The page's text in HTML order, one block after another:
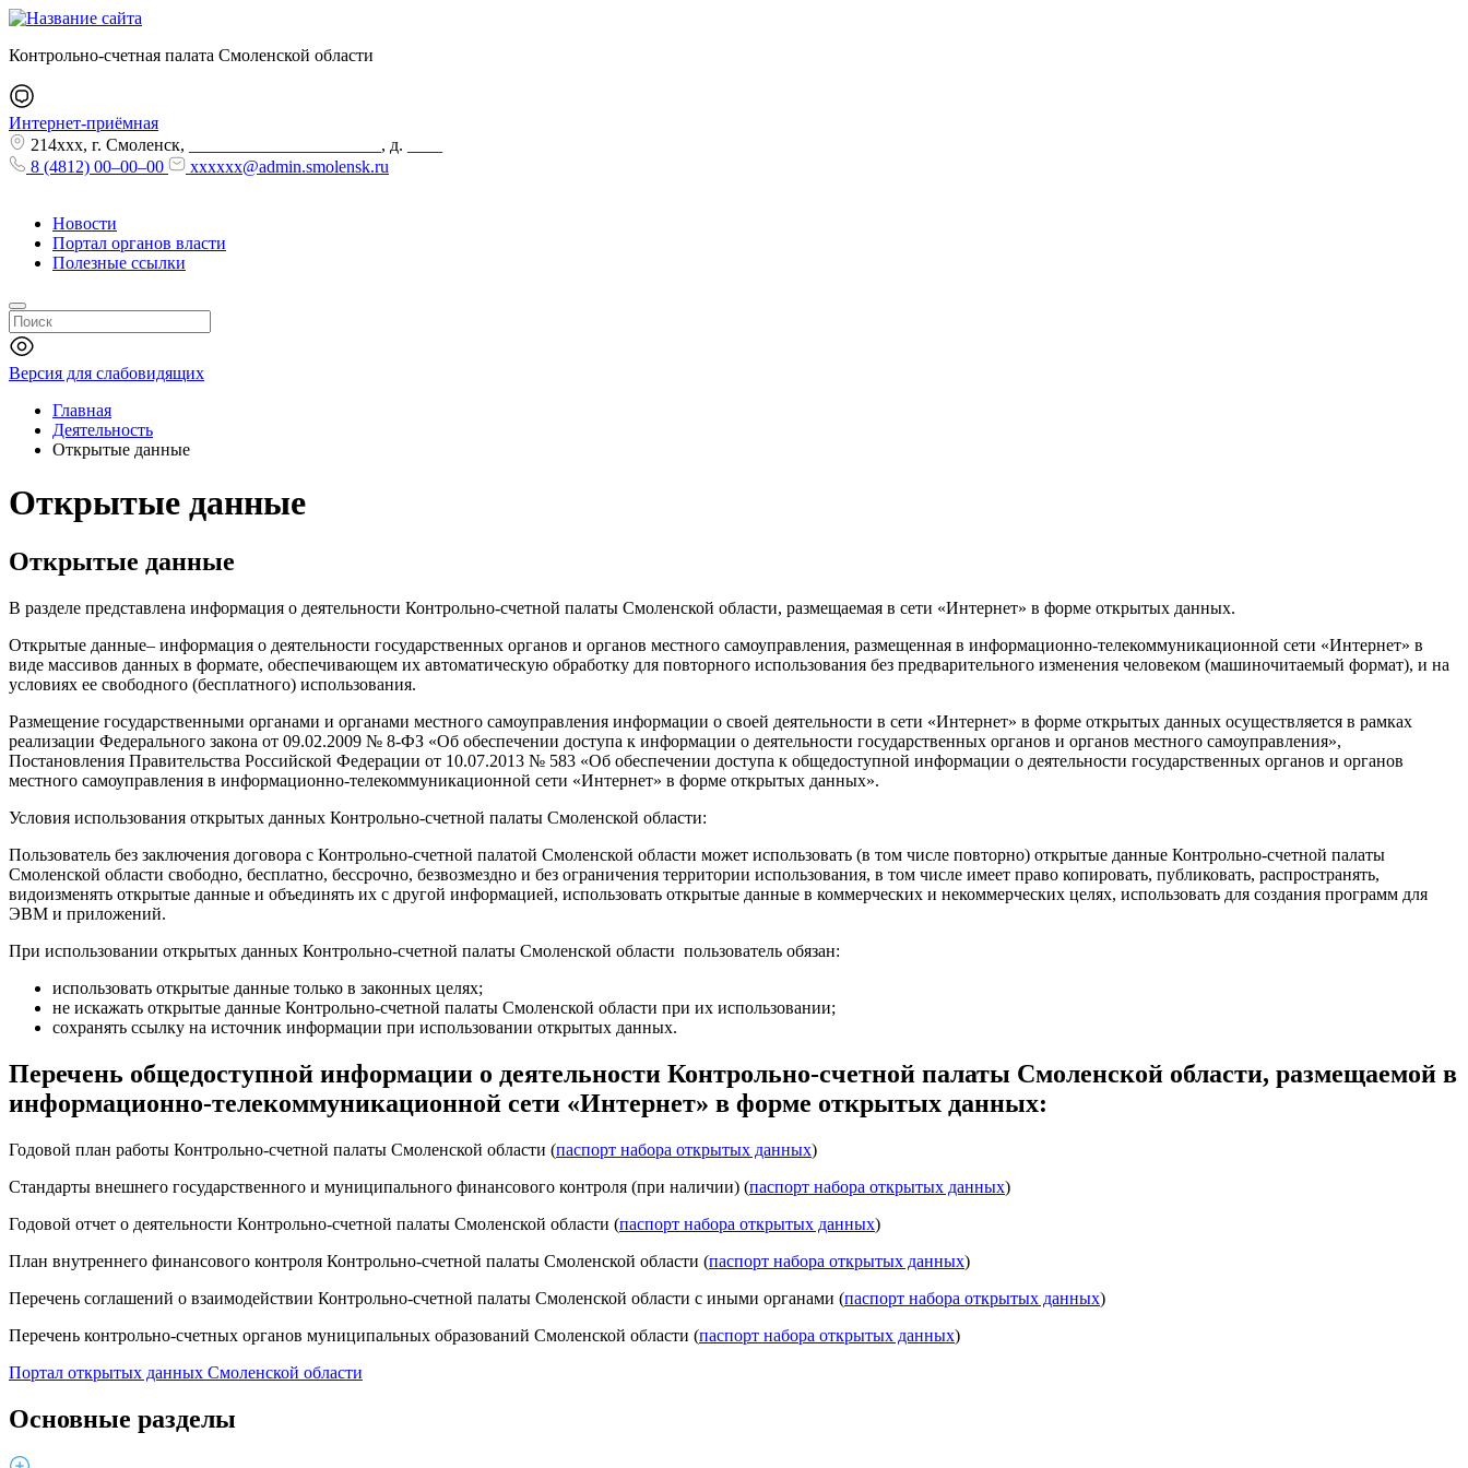
Контрольно-счетная палата Смоленской области
Интернет-приёмная
214xxx, г. Смоленск, ______________________, д. ____
8 (4812) 00–00–00
xxxxxx@admin.smolensk.ru
Новости
Портал органов власти
Полезные ссылки
Версия для слабовидящих
Главная
Деятельность
Открытые данные
Открытые данные
Открытые данные
В разделе представлена информация о деятельности Контрольно-счетной палаты Смоленской области, размещаемая в сети «Интернет» в форме открытых данных.
Открытые данные– информация о деятельности государственных органов и органов местного самоуправления, размещенная в информационно-телекоммуникационной сети «Интернет» в
виде массивов данных в формате, обеспечивающем их автоматическую обработку для повторного использования без предварительного изменения человеком (машиночитаемый формат), и на
условиях ее свободного (бесплатного) использования.
Размещение государственными органами и органами местного самоуправления информации о своей деятельности в сети «Интернет» в форме открытых данных осуществляется в рамках
реализации Федерального закона от 09.02.2009 № 8-ФЗ «Об обеспечении доступа к информации о деятельности государственных органов и органов местного самоуправления»,
Постановления Правительства Российской Федерации от 10.07.2013 № 583 «Об обеспечении доступа к общедоступной информации о деятельности государственных органов и органов
местного самоуправления в информационно-телекоммуникационной сети «Интернет» в форме открытых данных».
Условия использования открытых данных Контрольно-счетной палаты Смоленской области:
Пользователь без заключения договора с Контрольно-счетной палатой Смоленской области может использовать (в том числе повторно) открытые данные Контрольно-счетной палаты
Смоленской области свободно, бесплатно, бессрочно, безвозмездно и без ограничения территории использования, в том числе имеет право копировать, публиковать, распространять,
видоизменять открытые данные и объединять их с другой информацией, использовать открытые данные в коммерческих и некоммерческих целях, использовать для создания программ для
ЭВМ и приложений.
При использовании открытых данных Контрольно-счетной палаты Смоленской области пользователь обязан:
использовать открытые данные только в законных целях;
не искажать открытые данные Контрольно-счетной палаты Смоленской области при их использовании;
сохранять ссылку на источник информации при использовании открытых данных.
Перечень общедоступной информации о деятельности Контрольно-счетной палаты Смоленской области, размещаемой в
информационно-телекоммуникационной сети «Интернет» в форме открытых данных:
Годовой план работы Контрольно-счетной палаты Смоленской области (паспорт набора открытых данных)
Стандарты внешнего государственного и муниципального финансового контроля (при наличии) (паспорт набора открытых данных)
Годовой отчет о деятельности Контрольно-счетной палаты Смоленской области (паспорт набора открытых данных)
План внутреннего финансового контроля Контрольно-счетной палаты Смоленской области (паспорт набора открытых данных)
Перечень соглашений о взаимодействии Контрольно-счетной палаты Смоленской области с иными органами (паспорт набора открытых данных)
Перечень контрольно-счетных органов муниципальных образований Смоленской области (паспорт набора открытых данных)
Портал открытых данных Смоленской области
Основные разделы